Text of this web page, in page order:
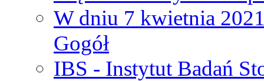
W dniu 7 kwietnia
Gogół
IBS - Instytut Badań